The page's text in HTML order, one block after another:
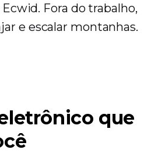
Fora do trabalho,
e escalar montanhas.
que